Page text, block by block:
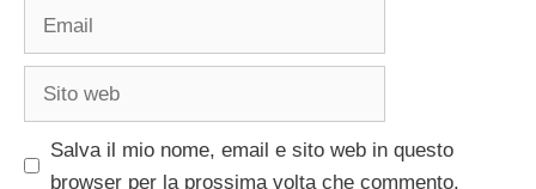
Salva il mio nome, email e sito web in questo
browser per la prossima volta che commento.